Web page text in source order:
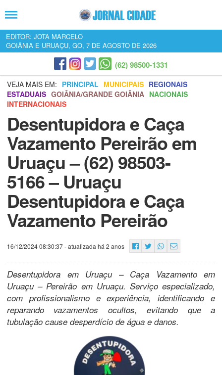
EDITOR: JOTA MARCELO
GOIÂNIA E URUAÇU, GO, 7 DE AGOSTO DE 2026
(62) 98500-1331
VEJA MAIS EM: PRINCIPAL MUNICIPAIS REGIONAIS
ESTADUAIS GOIÂNIA/GRANDE GOIÂNIA NACIONAIS
INTERNACIONAIS
Desentupidora e Caça
Vazamento Pereirão em
Uruaçu – (62) 98503-
5166 – Uruaçu
Desentupidora e Caça
Vazamento Pereirão
16/12/2024 08:30:37- atualizada há 2 anos
Desentupidora em Uruaçu – Caça Vazamento em
Uruaçu – Pereirão em Uruaçu. Serviço especializado,
com profissionalismo e experiência, identificando e
reparando vazamentos ocultos, evitando que a
tubulação cause desperdício de água e danos.